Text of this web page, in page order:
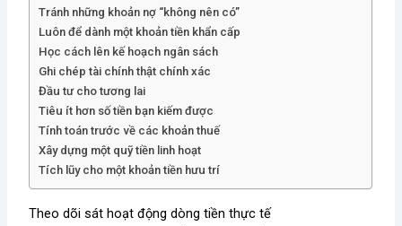
Tránh những khoản nợ “không nên có”
Luôn để dành một khoản tiền khẩn cấp
Học cách lên kế hoạch ngân sách
Ghi chép tài chính thật chính xác
Đầu tư cho tương lai
Tiêu ít hơn số tiền bạn kiếm được
Tính toán trước về các khoản thuế
Xây dựng một quỹ tiền linh hoạt
Tích lũy cho một khoản tiền hưu trí
Theo dõi sát hoạt động dòng tiền thực tế